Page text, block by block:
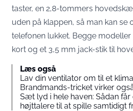
taster, en 2,8-tommers
uden på klappen, så man kan se
telefonen lukket. Begge
kort og et 3,5 mm jack-stik til
Læs også
Lav din ventilator om til et
Brandmands-tricket virker
Sæt lyd i hele haven: Sådan
højttalere til at spille samtidigt